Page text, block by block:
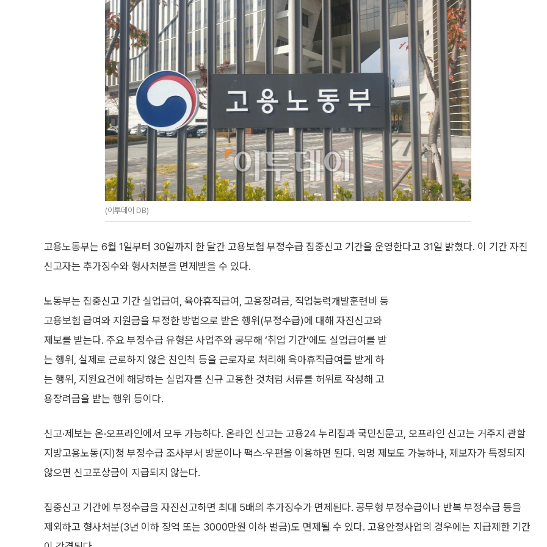
(이투데이 DB)
고용노동부는 6월 1일부터 30일까지 한 달간 고용보험 부정수급 집중신고 기간을 운영한다고 31일 밝혔다. 이 기간 자진
신고자는 추가징수와 형사처분을 면제받을 수 있다.
노동부는 집중신고 기간 실업급여, 육아휴직급여, 고용장려금, 직업능력개발훈련비 등
고용보험 급여와 지원금을 부정한 방법으로 받은 행위(부정수급)에 대해 자진신고와
제보를 받는다. 주요 부정수급 유형은 사업주와 공무해 ‘취업 기간’에도 실업급여를 받
는 행위, 실제로 근로하지 않은 친인척 등을 근로자로 처리해 육아휴직급여를 받게 하
는 행위, 지원요건에 해당하는 실업자를 신규 고용한 것처럼 서류를 허위로 작성해 고
용장려금을 받는 행위 등이다.
신고·제보는 온·오프라인에서 모두 가능하다. 온라인 신고는 고용24 누리집과 국민신문고, 오프라인 신고는 거주지 관할
지방고용노동(지)청 부정수급 조사부서 방문이나 팩스·우편을 이용하면 된다. 익명 제보도 가능하나, 제보자가 특정되지
않으면 신고포상금이 지급되지 않는다.
집중신고 기간에 부정수급을 자진신고하면 최대 5배의 추가징수가 면제된다. 공무형 부정수급이나 반복 부정수급 등을
제외하고 형사처분(3년 이하 징역 또는 3000만원 이하 벌금)도 면제될 수 있다. 고용안정사업의 경우에는 지급제한 기간